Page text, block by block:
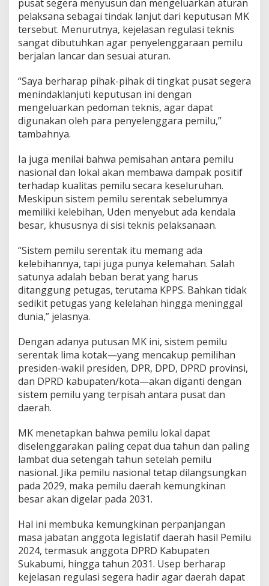
e
m
i
u
T
r
p
s
a
D
o
r
o
n
g
t
r
a
n
e
k
s
S
e
g
e
r
r
b
i
t
pusat segera menyusun dan mengeluarkan aturan
pelaksana sebagai tindak lanjut dari keputusan MK
tersebut. Menurutnya, kejelasan regulasi teknis
sangat dibutuhkan agar penyelenggaraan pemilu
berjalan lancar dan sesuai aturan.
“Saya berharap pihak-pihak di tingkat pusat segera
menindaklanjuti keputusan ini dengan
mengeluarkan pedoman teknis, agar dapat
digunakan oleh para penyelenggara pemilu,”
tambahnya.
Ia juga menilai bahwa pemisahan antara pemilu
nasional dan lokal akan membawa dampak positif
terhadap kualitas pemilu secara keseluruhan.
Meskipun sistem pemilu serentak sebelumnya
memiliki kelebihan, Uden menyebut ada kendala
besar, khususnya di sisi teknis pelaksanaan.
“Sistem pemilu serentak itu memang ada
kelebihannya, tapi juga punya kelemahan. Salah
satunya adalah beban berat yang harus
ditanggung petugas, terutama KPPS. Bahkan tidak
sedikit petugas yang kelelahan hingga meninggal
dunia,” jelasnya.
Dengan adanya putusan MK ini, sistem pemilu
serentak lima kotak—yang mencakup pemilihan
presiden-wakil presiden, DPR, DPD, DPRD provinsi,
dan DPRD kabupaten/kota—akan diganti dengan
sistem pemilu yang terpisah antara pusat dan
daerah.
MK menetapkan bahwa pemilu lokal dapat
diselenggarakan paling cepat dua tahun dan paling
lambat dua setengah tahun setelah pemilu
nasional. Jika pemilu nasional tetap dilangsungkan
pada 2029, maka pemilu daerah kemungkinan
besar akan digelar pada 2031.
Hal ini membuka kemungkinan perpanjangan
masa jabatan anggota legislatif daerah hasil Pemilu
2024, termasuk anggota DPRD Kabupaten
Sukabumi, hingga tahun 2031. Usep berharap
kejelasan regulasi segera hadir agar daerah dapat